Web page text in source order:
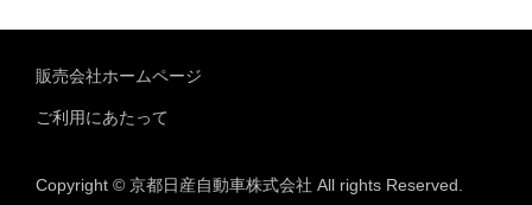
販売会社ホームページ
ご利用にあたって
Copyright © 京都日産自動車株式会社 All rights Reserved.